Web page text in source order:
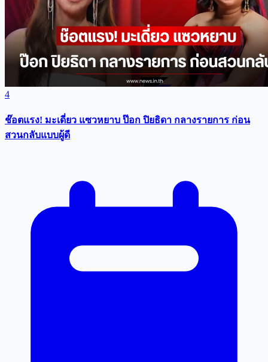
4
ช๊อตแรง! มะเดี่ยว แซวหยาบ ป๊อก ปิยธิดา กลางรายการ ก่อน
สวนกลับแบบผู้ดี